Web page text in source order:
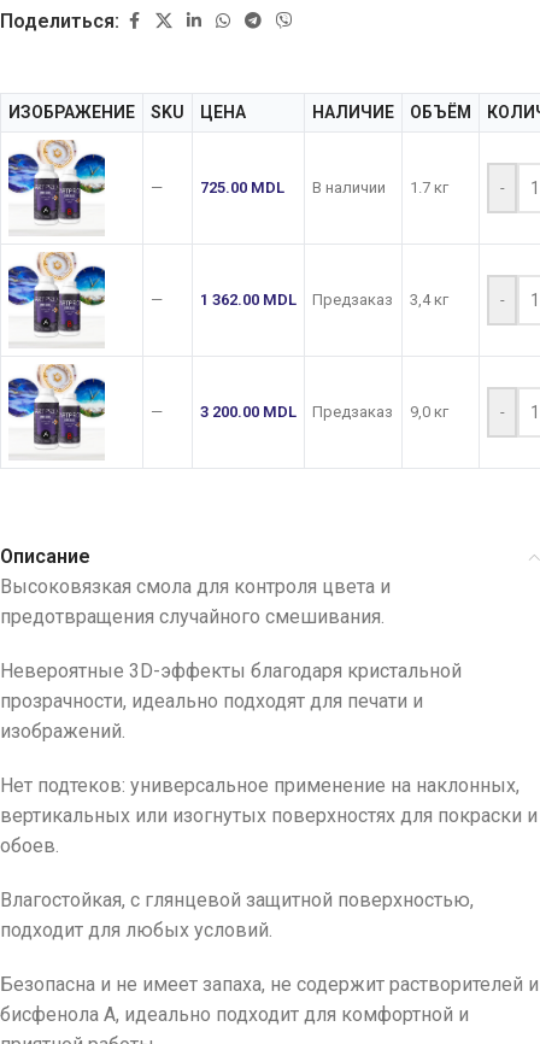
Поделиться:
ИЗОБРАЖЕНИЕ SKU ЦЕНА НАЛИЧИЕ ОБЪЁМ
— 725.00 MDL В наличии 1.7 кг -
— 1 362.00 MDL Предзаказ 3,4 кг -
— 3 200.00 MDL Предзаказ 9,0 кг -
Описание
Высоковязкая смола для контроля цвета и
предотвращения случайного смешивания.
Невероятные 3D-эффекты благодаря кристальной
прозрачности, идеально подходят для печати и
изображений.
Нет подтеков: универсальное применение на наклонных,
вертикальных или изогнутых поверхностях для покраски и
обоев.
Влагостойкая, с глянцевой защитной поверхностью,
подходит для любых условий.
Безопасна и не имеет запаха, не содержит растворителей и
бисфенола А, идеально подходит для комфортной и